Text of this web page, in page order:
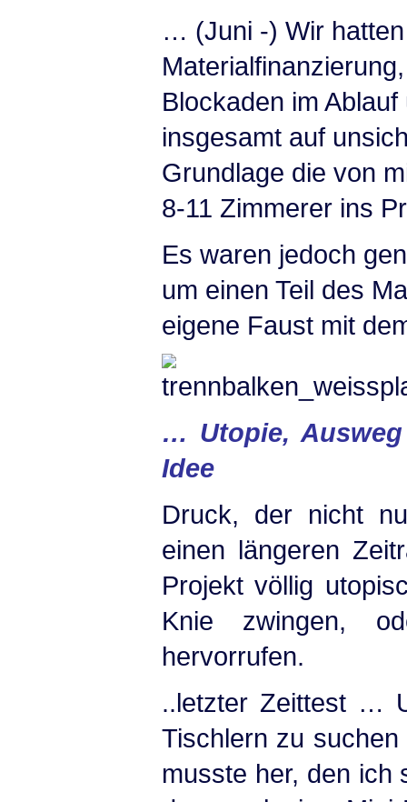
… (Juni -) Wir
Blockaden im
insgesamt auf
Grundlage die von
8-11 Zimmerer ins
Es waren jedoch
um einen Teil des
eigene Faust mit
… Utopie,
Idee
Druck, der nicht
einen längeren
Projekt völlig
Knie zwingen,
hervorrufen.
..letzter Zeittest …
Tischlern zu
musste her, den ich